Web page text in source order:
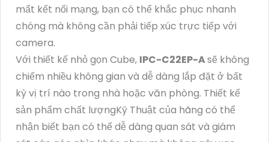
mất kết nối mạng, bạn có thể khắc phục nhanh
chóng mà không cần phải tiếp xúc trực tiếp với
camera.
Với thiết kế nhỏ gọn Cube, IPC-C22EP-Asẽ không
chiếm nhiều không gian và dễ dàng lắp đặt ở bất
kỳ vị trí nào trong nhà hoặc văn phòng. Thiết kế
sản phẩm chất lượngKỹ Thuật của hãng có thể
nhận biết bạn có thể dễ dàng quan sát và giám